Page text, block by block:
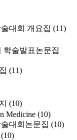
대회 개요집 (11)
학술발표논문집
(11)
(10)
Medicine (10)
대회논문집 (10)
(10)